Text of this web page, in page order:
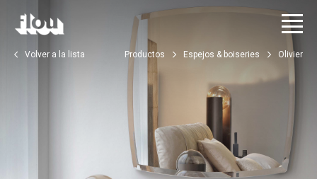
Volver a la lista Productos Espejos & boiseries Olivier